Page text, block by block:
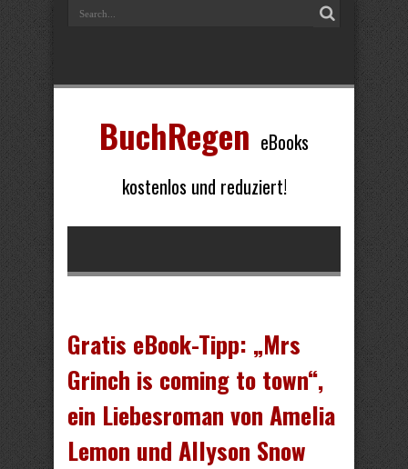
BuchRegen eBooks
kostenlos und reduziert!
Gratis eBook-Tipp: „Mrs
Grinch is coming to town“,
ein Liebesroman von Amelia
Lemon und Allyson Snow